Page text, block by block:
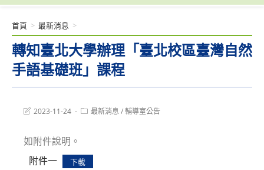
轉知臺北大學辦理「臺北校區臺灣自然
手語基礎班」課程
首頁 > 最新消息 >
Post2023-11-24
Post最新消息 /輔導室公告
如附件說明。
附件一
下載